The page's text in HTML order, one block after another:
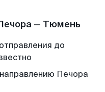
— Тюмень
до
Печора